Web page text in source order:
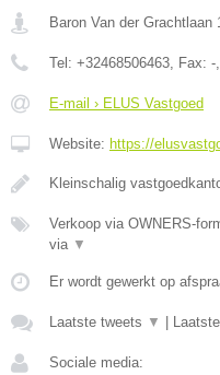
Baron Van der Grachtlaan
Tel: +32468506463, Fax: -
E-mail › ELUS Vastgoed
Website: https://
Kleinschalig
Verkoop via OWNERS-
via ▼
Er wordt gewerkt op
Laatste tweets ▼
Sociale media: